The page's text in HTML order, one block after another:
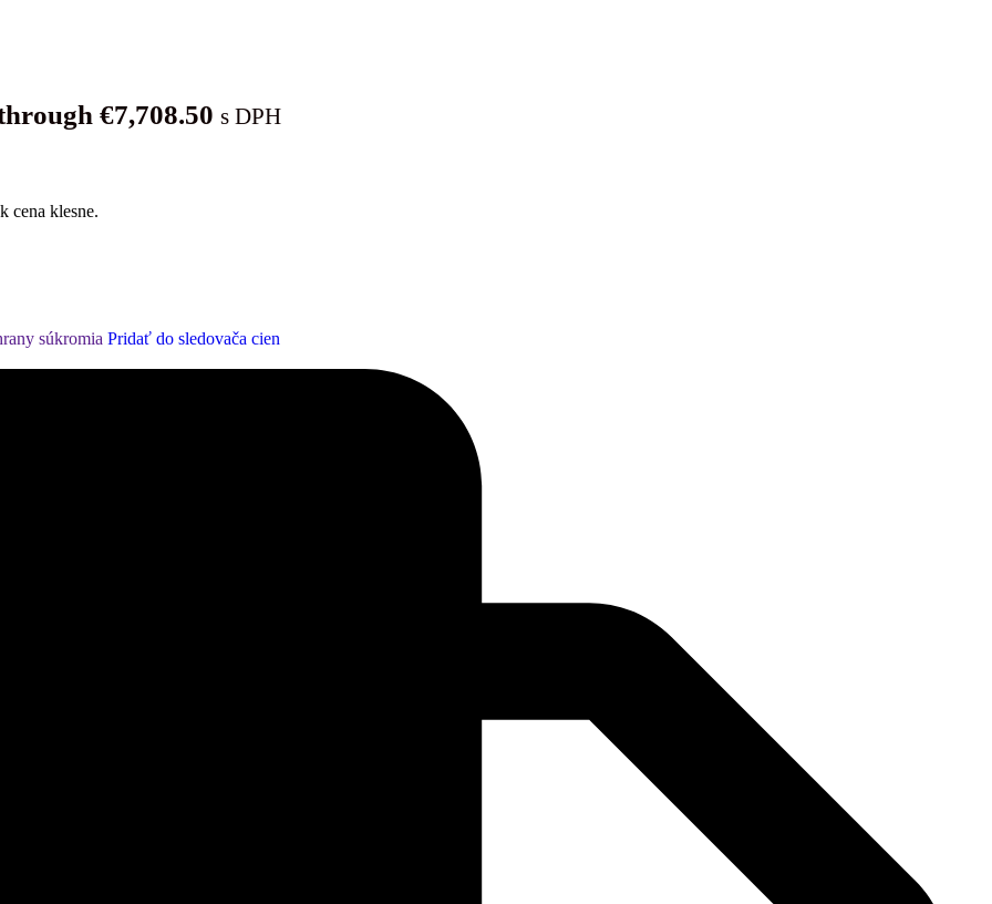
€7,708.50 s DPH
cena klesne.
súkromia Pridať do sledovača cien